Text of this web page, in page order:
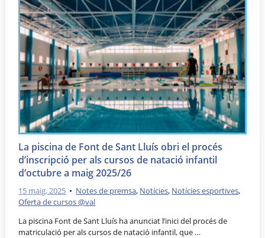
La piscina de Font de Sant Lluís obri el procés
d’inscripció per als cursos de natació infantil
d’octubre a maig 2025/26
15 maig, 2025 • Notes de premsa, Notícies, Notícies esportives,
Oferta de cursos @val
La piscina Font de Sant Lluís ha anunciat l’inici del procés de
matriculació per als cursos de natació infantil, que …